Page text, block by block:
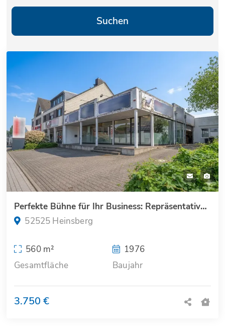
Suchen
Perfekte Bühne für Ihr Business: Repräsentative Verkaufs- & Ausstellungsfläche in strategischer Lage
52525 Heinsberg
560 m²
Gesamtfläche
1976
Baujahr
3.750 €